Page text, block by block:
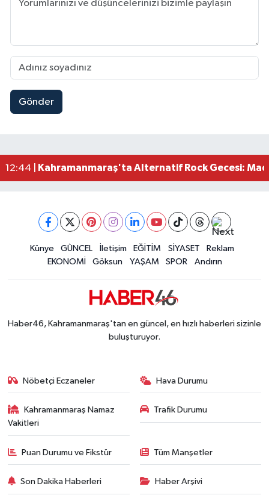
Gönder
22:09 |Kahramanmaraş'ın Tarihi Mirası İçin Ankara'da
12:44 |
Kahramanmaraş'ta Alternatif Rock Gecesi:
12:28 |Narkotikten Peş Peşe Operasyon!
Kahramanmaraşlı Şehit Aileleri
Kahramanmaraş Ticaret ve Sanayi Odası Yeni
10:34 |Kahramanmaraş Göksun 3,7 Büyüklüğündeki
Künye GÜNCEL İletişim EĞİTİM SİYASET
Reklam
EKONOMİ
Göksun YAŞAM SPOR Andırın
Haber46, Kahramanmaraş'tan en güncel, en hızlı haberleri sizinle
buluşturuyor.
Nöbetçi Eczaneler Hava Durumu
Kahramanmaraş Namaz
Vakitleri
Trafik Durumu
Puan Durumu ve Fikstür Tüm Manşetler
Son Dakika Haberleri Haber Arşivi